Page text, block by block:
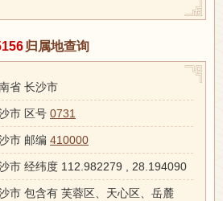
归属地查询
省 长沙市
市 区号 0731
市 邮编 410000
市 经纬度 112.982279 , 28.194090
市 包含有 芙蓉区、天心区、岳麓